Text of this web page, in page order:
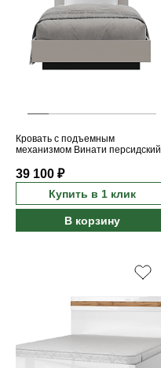
Кровать с подъемным
механизмом Винати персидский
39 100 ₽
Купить в 1 клик
В корзину